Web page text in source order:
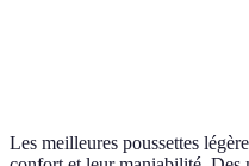
Les meilleures poussettes